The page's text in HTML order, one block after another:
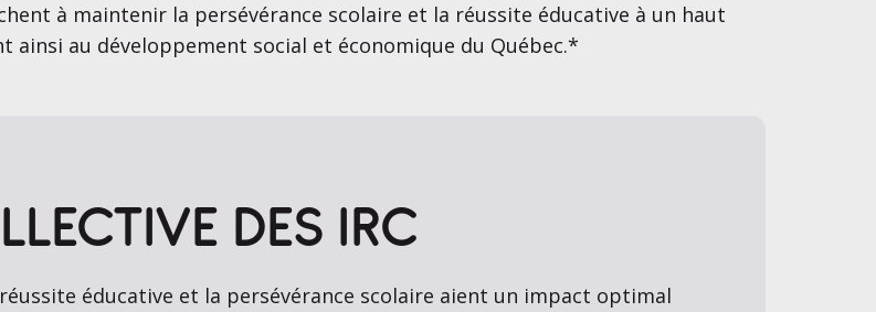
à maintenir la persévérance scolaire et la réussite éducative à un haut
au développement social et économique du Québec.*
DES IRC
éducative et la persévérance scolaire aient un impact optimal